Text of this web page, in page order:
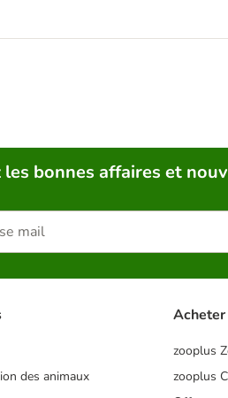
bonnes affaires et
des animaux
zooplus
zooplus